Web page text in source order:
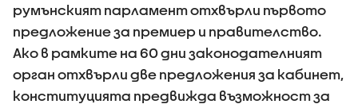
румънският парламент отхвърли първото
предложение за премиер и правителство.
Ако в рамките на 60 дни законодателният
орган отхвърли две предложения за кабинет,
конституцията предвижда възможност за